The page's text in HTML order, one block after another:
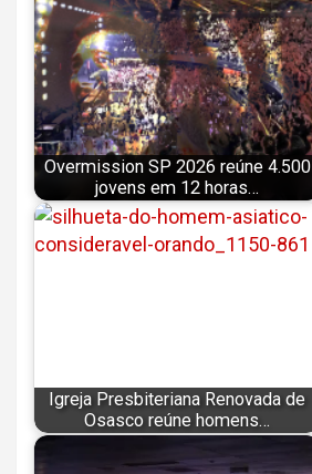
Overmission SP 2026 reúne 4.500
jovens em 12 horas…
Igreja Presbiteriana Renovada de
Osasco reúne homens…